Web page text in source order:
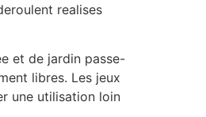
realises
et de jardin passe-
libres. Les jeux
une utilisation loin